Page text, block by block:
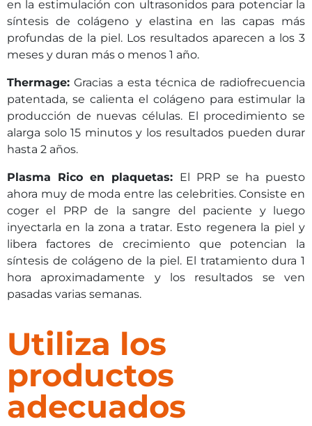
en la estimulación con ultrasonidos para potenciar la
síntesis de colágeno y elastina en las capas más
profundas de la piel. Los resultados aparecen a los 3
meses y duran más o menos 1 año.
Thermage: Gracias a esta técnica de radiofrecuencia
patentada, se calienta el colágeno para estimular la
producción de nuevas células. El procedimiento se
alarga solo 15 minutos y los resultados pueden durar
hasta 2 años.
Plasma Rico en plaquetas: El PRP se ha puesto
ahora muy de moda entre las celebrities. Consiste en
coger el PRP de la sangre del paciente y luego
inyectarla en la zona a tratar. Esto regenera la piel y
libera factores de crecimiento que potencian la
síntesis de colágeno de la piel. El tratamiento dura 1
hora aproximadamente y los resultados se ven
pasadas varias semanas.
Utiliza los
productos
adecuados